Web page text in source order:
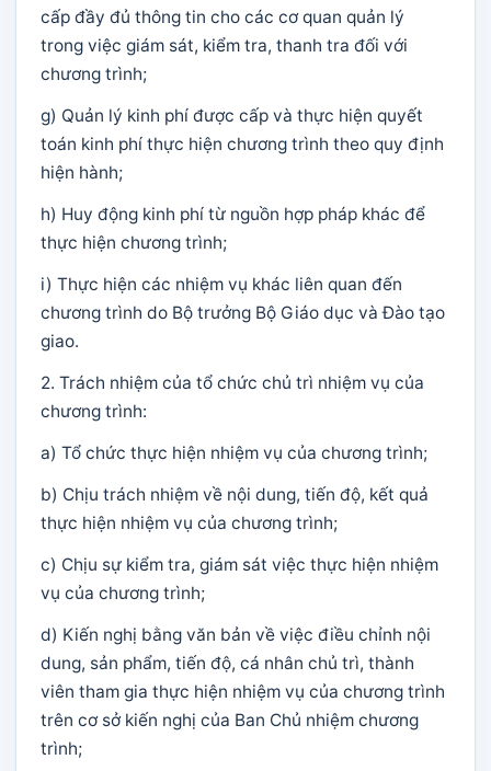
cấp đầy đủ thông tin cho các cơ quan quản lý
trong việc giám sát, kiểm tra, thanh tra đối với
chương trình;
g) Quản lý kinh phí được cấp và thực hiện quyết
toán kinh phí thực hiện chương trình theo quy định
hiện hành;
h) Huy động kinh phí từ nguồn hợp pháp khác để
thực hiện chương trình;
i) Thực hiện các nhiệm vụ khác liên quan đến
chương trình do Bộ trưởng Bộ Giáo dục và Đào tạo
giao.
2. Trách nhiệm của tổ chức chủ trì nhiệm vụ của
chương trình:
a) Tổ chức thực hiện nhiệm vụ của chương trình;
b) Chịu trách nhiệm về nội dung, tiến độ, kết quả
thực hiện nhiệm vụ của chương trình;
c) Chịu sự kiểm tra, giám sát việc thực hiện nhiệm
vụ của chương trình;
d) Kiến nghị bằng văn bản về việc điều chỉnh nội
dung, sản phẩm, tiến độ, cá nhân chủ trì, thành
viên tham gia thực hiện nhiệm vụ của chương trình
trên cơ sở kiến nghị của Ban Chủ nhiệm chương
trình;